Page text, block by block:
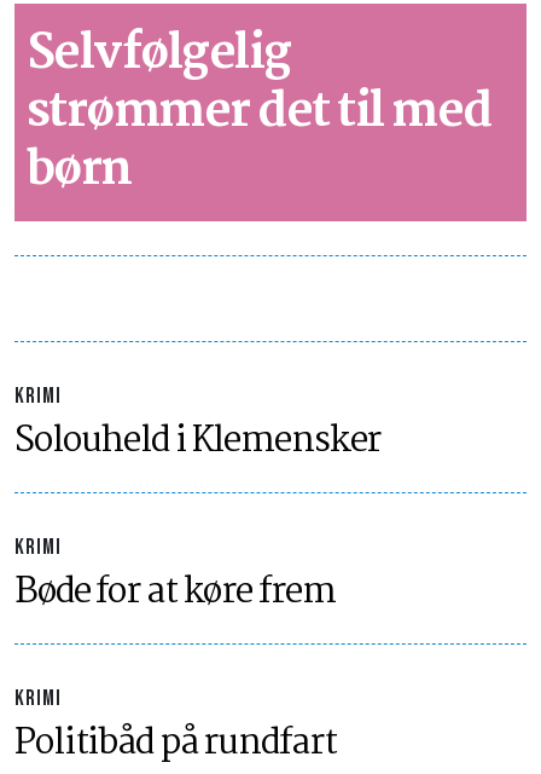
Selvfølgelig
strømmer det til med
børn
KRIMI
Solouheld i Klemensker
KRIMI
Bøde for at køre frem
KRIMI
Politibåd på rundfart